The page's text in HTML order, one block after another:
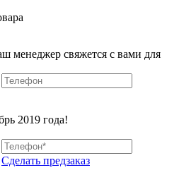
менеджер свяжется с вами для
2019 года!
Сделать предзаказ